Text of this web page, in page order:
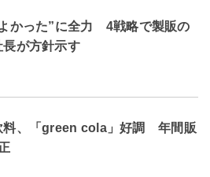
かった”に全力 4戦略で製販の
が方針示す
料、「green cola」好調 年間販